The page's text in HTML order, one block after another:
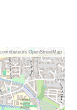
OpenStreetMap